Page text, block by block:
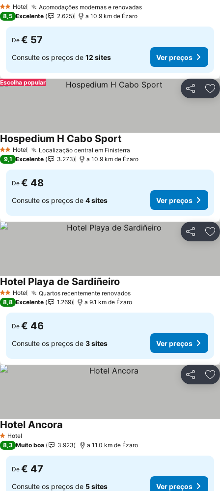
2 Estrelas
Hotel Acomodações modernas e renovadas
8,5 Excelente 2.625 a 10.9 km de Ézaro
De € 57
Consulte os preços de 12 sites Ver preços
Partilhar
Escolha popular
2 Estrelas
Hotel Localização central em Finisterra
Hospedium H Cabo Sport
9,1 Excelente 3.273 a 10.9 km de Ézaro
De € 48
Consulte os preços de 4 sites Ver preços
Partilhar
2 Estrelas
Hotel Quartos recentemente renovados
Hotel Playa de Sardiñeiro
8,8 Excelente 1.269 a 9.1 km de Ézaro
De € 46
Consulte os preços de 3 sites Ver preços
Partilhar
1 Estrelas
Hotel
Hotel Ancora
8,3 Muito boa 3.923 a 11.0 km de Ézaro
De € 47
Consulte os preços de 5 sites Ver preços